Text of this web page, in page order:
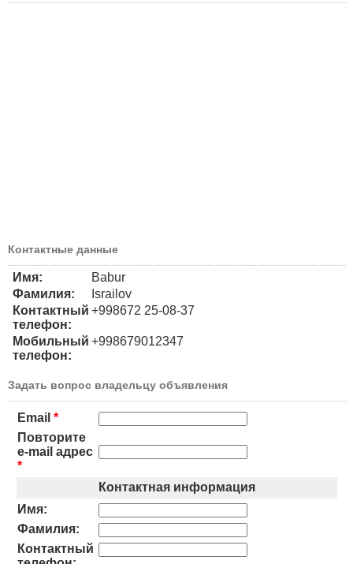
Контактные данные
Имя:
Babur
Фамилия:
Israilov
Контактный
телефон:
+998672 25-08-37
Мобильный
телефон:
+998679012347
Задать вопрос владельцу объявления
Email *
Повторите
e-mail адрес
*
Контактная информация
Имя:
Фамилия:
Контактный